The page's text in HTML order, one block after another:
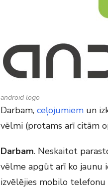
android logo
Darbam, ceļojumiem un
vēlmi (protams arī citām
Darbam. Neskaitot
vēlme apgūt arī ko jaunu
izvēlējies mobilo telefonu